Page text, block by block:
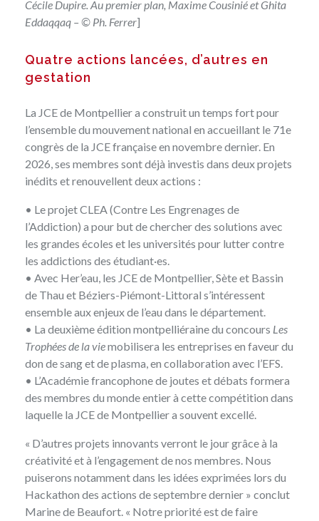
Cécile Dupire. Au premier plan, Maxime Cousinié et Ghita
Eddaqqaq – © Ph. Ferrer]
Quatre actions lancées, d’autres en
gestation
La JCE de Montpelliera construit un temps fort pour
l’ensemble du mouvement national en accueillant le 71e
congrès de la JCE françaiseen novembre dernier. En
2026, ses membres sont déjà investis dans deux projets
inédits et renouvellent deux actions :
• Le projet CLEA (Contre Les Engrenages de
l’Addiction) a pour but de chercher des solutions avec
les grandes écoles et les universités pour lutter contre
les addictions des étudiant·es.
• Avec Her’eau, les JCE de Montpellier, Sète et Bassin
de Thau et Béziers-Piémont-Littoral s’intéressent
ensemble aux enjeux de l’eau dans le département.
• La deuxième édition montpelliéraine du concours Les
Trophées de la viemobilisera les entreprises en faveur du
don de sang et de plasma, en collaboration avec l’EFS.
• L’Académie francophone de joutes et débats formera
des membres du monde entier à cette compétition dans
laquelle la JCE de Montpellier a souvent excellé.
« D’autres projets innovants verront le jour grâce à la
créativité et à l’engagement de nos membres. Nous
puiserons notamment dans les idées exprimées lors du
Hackathon des actions de septembre dernier » conclut
Marine de Beaufort. « Notre priorité est de faire